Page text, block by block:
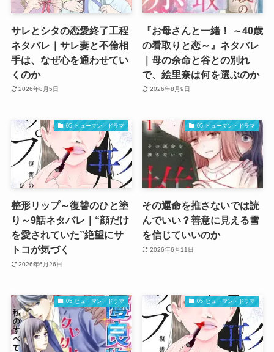
サレとシタの恋愛終了工程
ネタバレ｜サレ妻と不倫相
手は、なぜ心を通わせてい
くのか
2026年8月5日
『お母さんと一緒！ ～40歳
の看取りと恋～』ネタバレ
｜母の余命と谷との別れ
で、絵里奈は何を選ぶのか
2026年8月9日
05 ヒューマン・ドラマ
整形リップ～復讐のひと塗
り～9話ネタバレ｜“顔だけ
を愛されていた”絶望にサ
トコが気づく
2026年6月26日
05 ヒューマン・ドラマ
その運命を推さないでは読
んでいい？善意に見える雪
を信じていいのか
2026年6月11日
05 ヒューマン・ドラマ 05 ヒューマン・ドラマ